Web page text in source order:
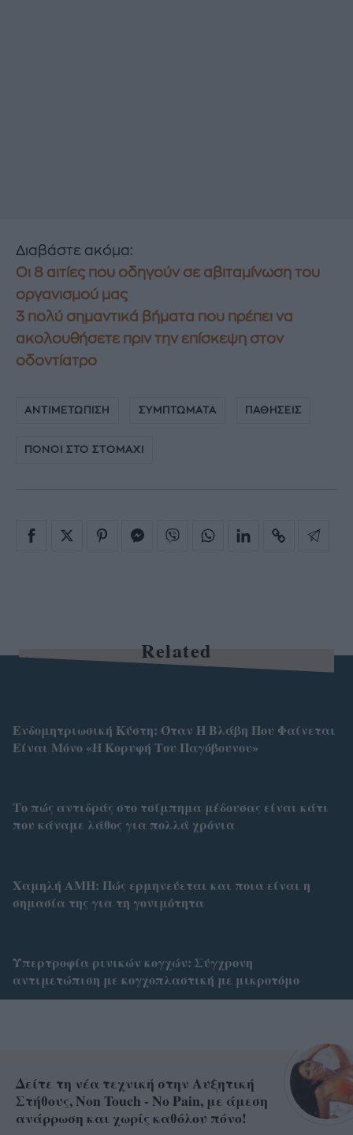
Διαβάστε ακόμα:
Οι 8 αιτίες που οδηγούν σε αβιταμίνωση του
οργανισμού μας
3 πολύ σημαντικά βήματα που πρέπει να
ακολουθήσετε πριν την επίσκεψη στον
οδοντίατρο
ΑΝΤΙΜΕΤΩΠΙΣΗ ΣΥΜΠΤΩΜΑΤΑ ΠΑΘΗΣΕΙΣ
ΠΟΝΟΙ ΣΤΟ ΣΤΟΜΑΧΙ
Related
Ενδομητριωσική Κύστη: Όταν Η Βλάβη Που Φαίνεται
Είναι Μόνο «Η Κορυφή Του Παγόβουνου»
Το πώς αντιδράς στο τσίμπημα μέδουσας είναι κάτι
που κάναμε λάθος για πολλά χρόνια
Χαμηλή AMH: Πώς ερμηνεύεται και ποια είναι η
σημασία της για τη γονιμότητα
Υπερτροφία ρινικών κογχών: Σύγχρονη
αντιμετώπιση με κογχοπλαστική με μικροτόμο
Δείτε τη νέα τεχνική στην Αυξητική
Στήθους, Non Touch - No Pain, με άμεση
ανάρρωση και χωρίς καθόλου πόνο!